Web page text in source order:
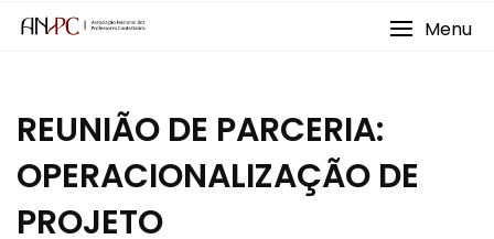
Menu
REUNIÃO DE PARCERIA:
OPERACIONALIZAÇÃO DE
PROJETO